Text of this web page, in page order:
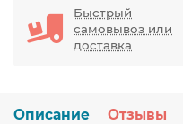
Быстрый
самовывоз или
доставка
Описание Отзывы